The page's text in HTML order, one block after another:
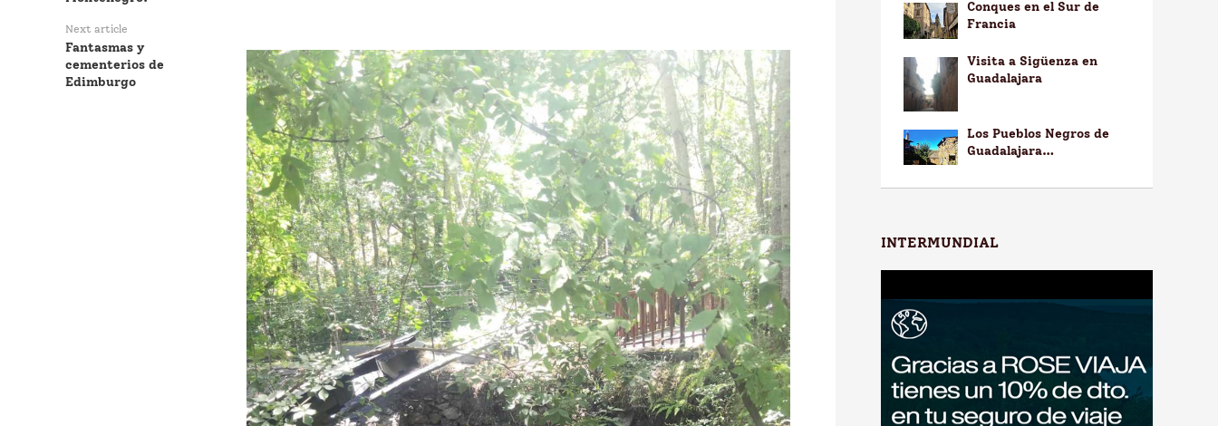
Next article
Fantasmas y
cementerios de
Edimburgo
Conques en el Sur de
Francia
Visita a Sigüenza en
Guadalajara
Los Pueblos Negros de
Guadalajara…
INTERMUNDIAL